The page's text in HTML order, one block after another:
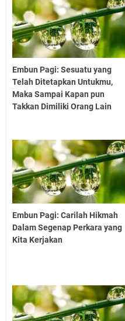
Embun Pagi: Sesuatu yang
Telah Ditetapkan Untukmu,
Maka Sampai Kapan pun
Takkan Dimiliki Orang Lain
Embun Pagi: Carilah Hikmah
Dalam Segenap Perkara yang
Kita Kerjakan